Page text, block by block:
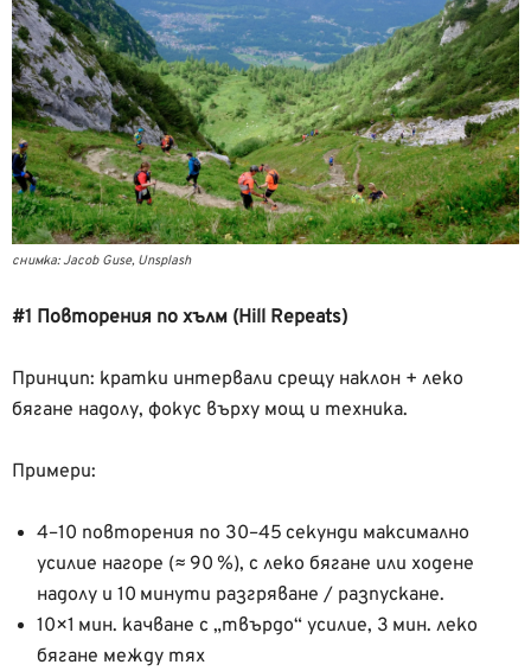
снимка: Jacob Guse, Unsplash
#1 Повторения по хълм (Hill Repeats)
Принцип: кратки интервали срещу наклон + леко
бягане надолу, фокус върху мощ и техника.
Примери:
4–10 повторения по 30–45 секунди максимално
усилие нагоре (≈ 90 %), с леко бягане или ходене
надолу и 10 минути разгряване / разпускане.
10×1 мин. качване с „твърдо“ усилие, 3 мин. леко
бягане между тях